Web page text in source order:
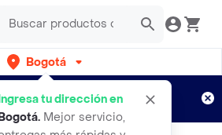
Bogotá
tu dirección en
. Mejor servicio,
gratis por semanas
Aplican TyC